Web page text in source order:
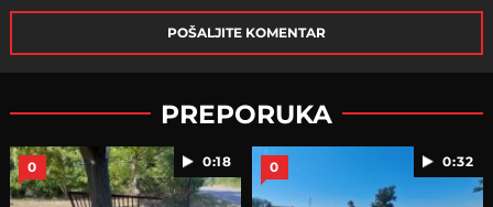
POŠALJITE KOMENTAR
PREPORUKA
0:18
0 0:32
0